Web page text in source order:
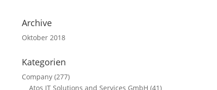
Archive
Oktober 2018
Kategorien
Company(277)
Atos IT Solutions and Services GmbH (41)